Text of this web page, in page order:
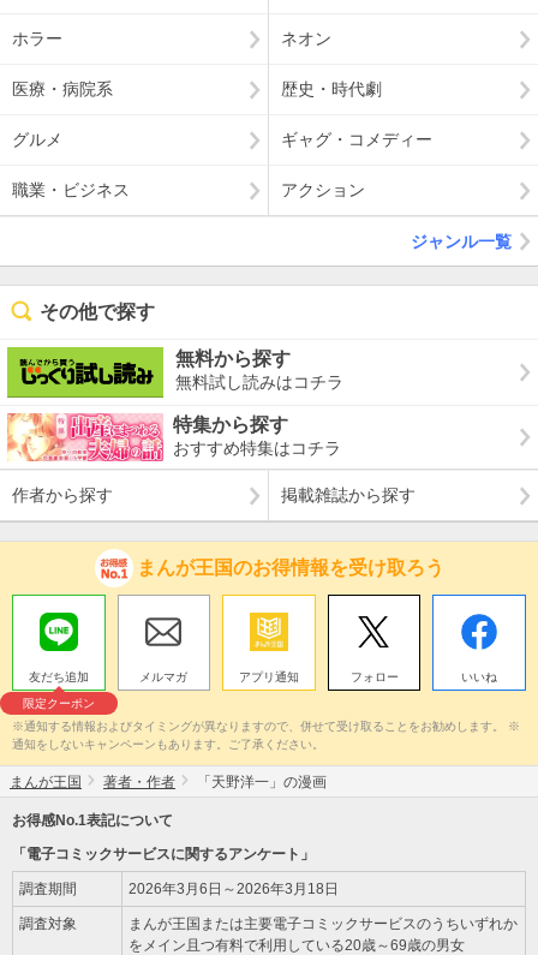
ホラー ネオン
医療・病院系 歴史・時代劇
グルメ ギャグ・コメディー
職業・ビジネス アクション
ジャンル一覧
その他で探す
無料から探す
無料試し読みはコチラ
特集から探す
おすすめ特集はコチラ
作者から探す 掲載雑誌から探す
まんが王国のお得情報を受け取ろう
友だち追加
限定クーポン
メルマガ アプリ通知 フォロー いいね
※通知する情報およびタイミングが異なりますので、併せて受け取ることをお勧めします。 ※
通知をしないキャンペーンもあります。ご了承ください。
まんが王国 著者・作者 「天野洋一」の漫画
お得感No.1表記について
「電子コミックサービスに関するアンケート」
調査期間 2026年3月6日～2026年3月18日
調査対象
まんが王国または主要電子コミックサービスのうちいずれか
をメイン且つ有料で利用している20歳～69歳の男女